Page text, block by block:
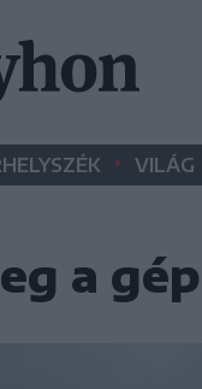
• VILÁG
a